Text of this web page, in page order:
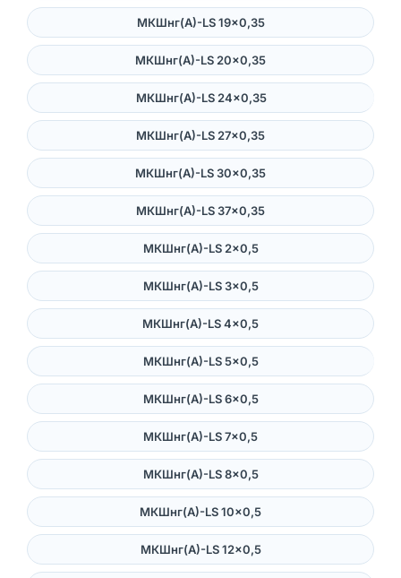
МКШнг(А)-LS 19×0,35
МКШнг(А)-LS 20×0,35
МКШнг(А)-LS 24×0,35
МКШнг(А)-LS 27×0,35
МКШнг(А)-LS 30×0,35
МКШнг(А)-LS 37×0,35
МКШнг(А)-LS 2×0,5
МКШнг(А)-LS 3×0,5
МКШнг(А)-LS 4×0,5
МКШнг(А)-LS 5×0,5
МКШнг(А)-LS 6×0,5
МКШнг(А)-LS 7×0,5
МКШнг(А)-LS 8×0,5
МКШнг(А)-LS 10×0,5
МКШнг(А)-LS 12×0,5